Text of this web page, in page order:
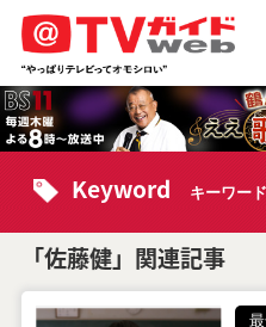
Keyword キーワード
「佐藤健」関連記事